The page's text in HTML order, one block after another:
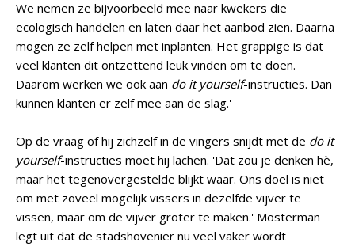
We nemen ze bijvoorbeeld mee naar kwekers die
ecologisch handelen en laten daar het aanbod zien. Daarna
mogen ze zelf helpen met inplanten. Het grappige is dat
veel klanten dit ontzettend leuk vinden om te doen.
Daarom werken we ook aan do it yourself-instructies. Dan
kunnen klanten er zelf mee aan de slag.'
Op de vraag of hij zichzelf in de vingers snijdt met de do it
yourself-instructies moet hij lachen. 'Dat zou je denken hè,
maar het tegenovergestelde blijkt waar. Ons doel is niet
om met zoveel mogelijk vissers in dezelfde vijver te
vissen, maar om de vijver groter te maken.' Mosterman
legt uit dat de stadshovenier nu veel vaker wordt